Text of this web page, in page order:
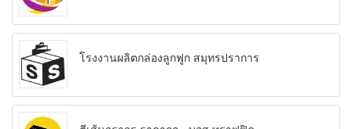
โรงงานผลิตกล่องลูกฟูก สมุทรปราการ